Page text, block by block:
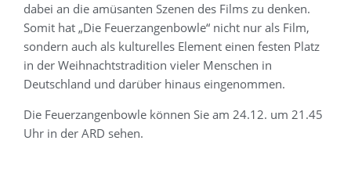
dabei an die amüsanten Szenen des Films zu denken.
Somit hat „Die Feuerzangenbowle“ nicht nur als Film,
sondern auch als kulturelles Element einen festen Platz
in der Weihnachtstradition vieler Menschen in
Deutschland und darüber hinaus eingenommen.
Die Feuerzangenbowle können Sie am 24.12. um 21.45
Uhr in der ARD sehen.